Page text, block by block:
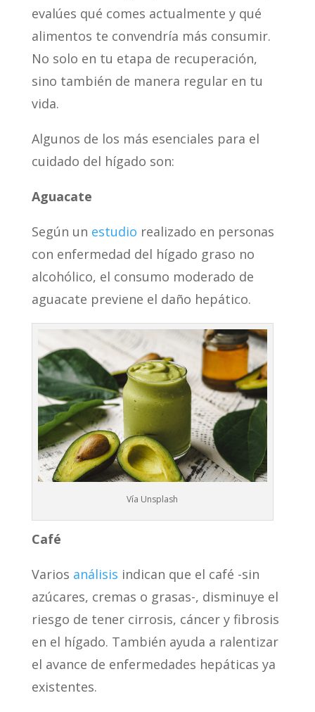
evalúes qué comes actualmente y qué
alimentos te convendría más consumir.
No solo en tu etapa de recuperación,
sino también de manera regular en tu
vida.
Algunos de los más esenciales para el
cuidado del hígado son:
Aguacate
Según un estudio realizado en personas
con enfermedad del hígado graso no
alcohólico, el consumo moderado de
aguacate previene el daño hepático.
Vía Unsplash
Café
Varios análisis indican que el café -sin
azúcares, cremas o grasas-, disminuye el
riesgo de tener cirrosis, cáncer y fibrosis
en el hígado. También ayuda a ralentizar
el avance de enfermedades hepáticas ya
existentes.